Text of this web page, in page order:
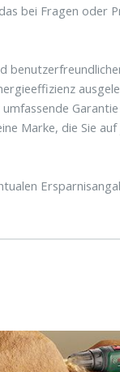
bei Fragen oder
Marke, die Sie